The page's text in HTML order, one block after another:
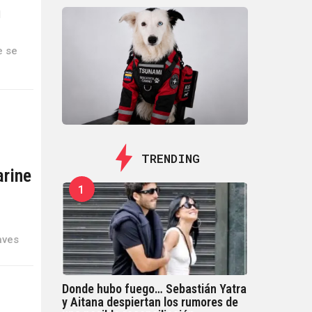
se
TRENDING
1
Donde hubo fuego… Sebastián Yatra
y Aitana despiertan los rumores de